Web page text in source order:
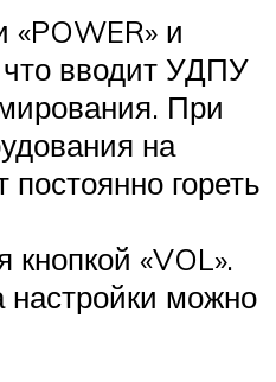
и
что вводит УДПУ
При
на
гореть
кнопкой «VOL».
можно